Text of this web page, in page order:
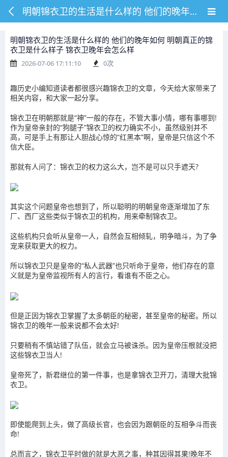
明朝锦衣卫的生活是什么样的 他们的晚年如何 明朝真正的锦衣卫是什么样子 锦衣卫晚年会怎么样
明朝锦衣卫的生活是什么样的 他们的晚年如何 明朝真正的锦
衣卫是什么样子 锦衣卫晚年会怎么样
2026-07-06 17:11:10 0次
趣历史小编知道读者都很感兴趣锦衣卫的文章，今天给大家带来了
相关内容，和大家一起分享。
锦衣卫在明朝那就是“神”一般的存在，不管大事小情，哪有事哪到!
作为皇帝亲封的“狗腿子”锦衣卫的权力确实不小，虽然级别并不
高，可是手上有那让人胆战心惊的“红黑本”啊，皇帝是只信这个不
信大臣。
那就有人问了：锦衣卫的权力这么大，岂不是可以只手遮天?
其实这个问题皇帝也想到了，所以聪明的明朝皇帝逐渐增加了东
厂、西厂这些类似于锦衣卫的机构，用来牵制锦衣卫。
这些机构只会听从皇帝一人，自然会互相倾轧，明争暗斗，为了争
宠来获取更大的权力。
所以锦衣卫只是皇帝的“私人武器”也只听命于皇帝，他们存在的意
义就是为皇帝监视所有人的言行，看谁有不臣之心。
但是正因为锦衣卫掌握了太多朝臣的秘密，甚至皇帝的秘密。所以
锦衣卫的晚年一般来说都不会太好!
只要稍有不慎站错了队伍，就会立马被诛杀。因为皇帝压根就没把
这些锦衣卫当人!
皇帝死了，新君继位的第一件事，也是拿锦衣卫开刀，清理大批锦
衣卫。
即使能爬到上头，做了高级长官，也会因为跟朝臣的互相争斗而丧
命!
总而言之，锦衣卫平时做的就是大恶之事，种其因得其果!晚年不